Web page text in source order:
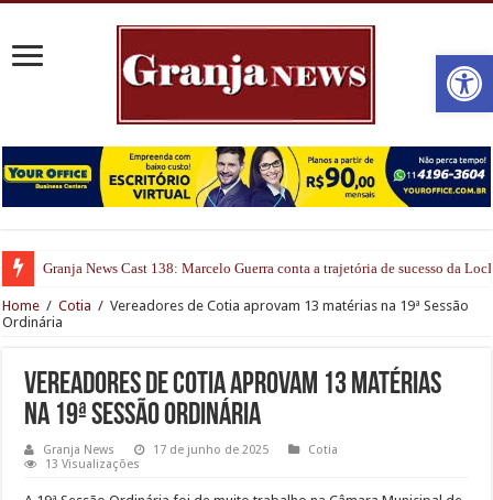
Granja News Cast 138: Marcelo Guerra conta a trajetória de sucesso da
Home / Cotia / Vereadores de Cotia aprovam 13 matérias na 19ª Sessão
Ordinária
Vereadores de Cotia aprovam 13 matérias
na 19ª Sessão Ordinária
Granja News 17 de junho de 2025
Cotia
13 Visualizações